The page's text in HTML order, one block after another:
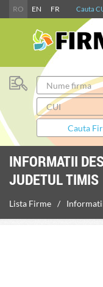
RO EN FR Cauta
INFORMATII
JUDETUL TIMIS
Lista Firme